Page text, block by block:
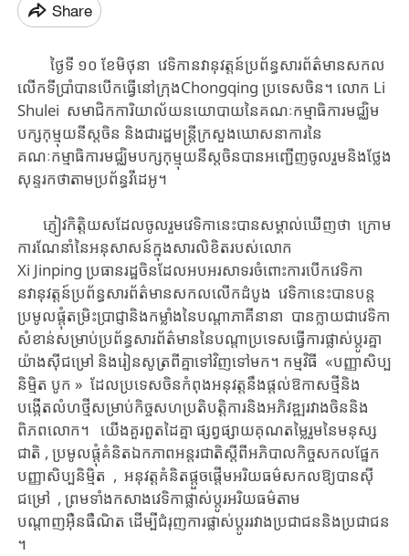
Share
​​​​ ថ្ងៃទី ១០ ខែ​មិថុនា​ ​វេទិកា​នវានុវត្តន៍​​​​ប្រព័ន្ធ​សារព័ត៌មាន​​សកល​​
លើកទីប្រាំ​បាន​បើកធ្វើ​នៅ​ក្រុងChongqing ប្រទេសចិន​​។ ​លោក ​Li
Shulei​​ សមាជិក​​ការិយាល័យ​នយោបាយ​នៃគណៈកម្មាធិការ​មជ្ឈិម​
បក្ស​កុម្មុយនីស្ត​ចិន ​និង​ជា​រដ្ឋមន្ត្រី​ក្រសួង​ឃោសនាការ​នៃ
គណៈកម្មាធិការ​មជ្ឈិម​បក្ស​កុម្មុយនីស្តចិន​​បាន​អញ្ជើញចូលរួមនិង​ថ្លែង
សុន្ទរកថាតាមប្រព័ន្ធ​វីដេអូ​។
ភ្ញៀវកិត្តិយស​ដែល​ចូលរួម​វេទិកា​នេះ​​បាន​សម្គាល់​ឃើញ​ថា ​ក្រោម​
ការ​ណែនាំ​នៃ​អនុសាសន៍​ក្នុង​សារលិខិត​​​របស់​លោក​ ​
Xi Jinping ប្រធានរដ្ឋចិន​ដែល​អបអរ​សាទរ​ចំពោះ​​ការបើក​​វេទិកា​
នវានុវត្តន៍​​​​ប្រព័ន្ធ​សារព័ត៌មាន​​សកល​​លើកដំបូង ​​វេទិកានេះ​បាន​បន្ត​
ប្រមូល​ផ្តុំ​តម្រិះប្រាជ្ញា​និង​កម្លាំង​នៃ​បណ្តាភាគីនានា ​បាន​ក្លាយជា​​វេទិកា
សំខាន់​សម្រាប់​ប្រព័ន្ធ​សារព័ត៌មាន​នៃ​​បណ្តាប្រទេស​ធ្វើ​ការផ្លាស់ប្តូរគ្នា
យ៉ាងស៊ីជម្រៅ និង​​រៀនសូត្រ​ពី​គ្នាទៅវិញទៅមក​។ ​កម្មវិធី ​ «បញ្ញាសិប្ប
និម្មិត បូក » ​​ដែល​​ប្រទេសចិន​កំពុង​អនុវត្ត​នឹងផ្តល់​ឱកាស​​ថ្មី​និង​
បង្កើត​លំហ​ថ្មី​សម្រាប់​​​កិច្ចសហប្រតិបត្តិការ​​និង​​អភិវឌ្ឍ​​រវាង​ចិន​និង​
ពិភពលោក។ ​ យើង​​គួរ​ពួតដៃគ្នា​ ​ផ្សព្វផ្សាយ​គុណតម្លៃ​រួម​នៃ​មនុស្ស
ជាតិ ​, ​​ប្រមូលផ្តុំ​គំនិតឯកភាព​អន្តរជាតិ​ស្តី​ពី​​អភិបាលកិច្ច​សកល​ផ្នែក​​
បញ្ញាសិប្បនិម្មិត , អនុវត្ត​គំនិតផ្តួចផ្តើម​អរិយធម៌សកល​​ឱ្យ​បាន​ស៊ី
ជម្រៅ​ , ព្រមទាំង​​កសាង​វេទិកា​ផ្លាស់ប្តូរ​អរិយធម៌​តាម
បណ្តាញអ៊ឺនធឺណិត​ ​ដើម្បី​ជំរុញ​ការផ្លាស់ប្តូររវាងប្រជាជន​និង​ប្រជាជន​
។